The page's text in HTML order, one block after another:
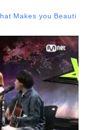
Makes you Beauti